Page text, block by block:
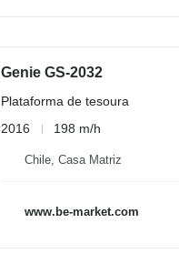
Genie GS-2032
Plataforma de tesoura
2016
198 m/h
Chile, Casa Matriz
www.be-market.com